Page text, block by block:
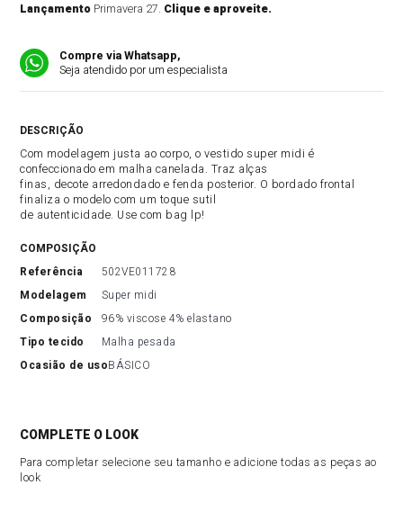
Lançamento Primavera 27. Clique e aproveite.
Compre via Whatsapp,
Seja atendido por um especialista
Com modelagem justa ao corpo, o vestido super midi é
confeccionado em malha canelada. Traz alças
finas, decote arredondado e fenda posterior. O bordado frontal
finaliza o modelo com um toque sutil
de autenticidade. Use com bag lp!
COMPOSIÇÃO
referência
502VE011728
modelagem
Super midi
composição
96% viscose 4% elastano
tipo tecido
Malha pesada
ocasião de usoBÁSICO
COMPLETE O LOOK
Para completar selecione seu tamanho e adicione todas as peças ao
look